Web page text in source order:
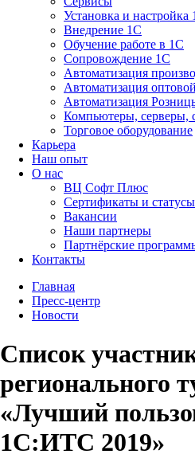
Установка и настройка
Внедрение 1С
Обучение работе в 1С
Сопровождение 1С
Автоматизация
Автоматизация
Автоматизация
Компьютеры, серверы,
Торговое оборудование
Карьера
Наш опыт
О нас
ВЦ Софт Плюс
Сертификаты и статусы
Вакансии
Наши партнеры
Партнёрские
Контакты
Главная
Пресс-центр
Новости
Список
регионального
«Лучший
1С:ИТС 2019»